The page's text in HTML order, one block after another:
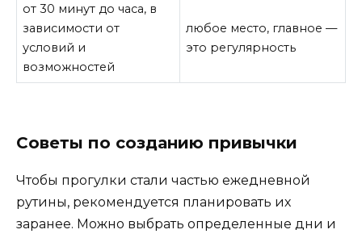
от 30 минут до часа, в
зависимости от
условий и
возможностей
любое место, главное —
это регулярность
Советы по созданию привычки
Чтобы прогулки стали частью ежедневной
рутины, рекомендуется планировать их
заранее. Можно выбрать определенные дни и